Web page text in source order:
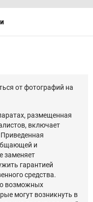
от фотографий на
размещенная
включает
и
заменяет
гарантией
средства.
о возможных
могут возникнуть в